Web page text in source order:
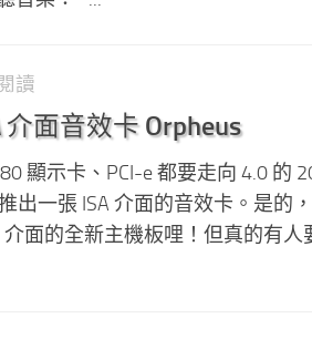
讀
面音效卡 Orpheus
顯示卡、PCI-e 都要走向 4.0 的
出一張 ISA 介面的音效卡。是的
介面的全新主機板哩！但真的有